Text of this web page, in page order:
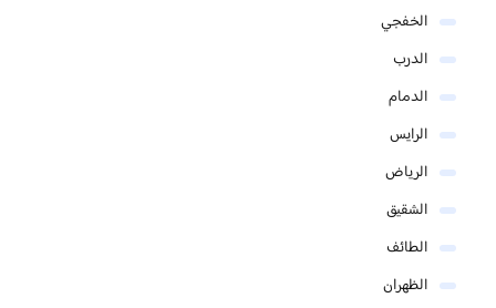
الخفجي
الدرب
الدمام
الرايس
الرياض
الشقيق
الطائف
الظهران